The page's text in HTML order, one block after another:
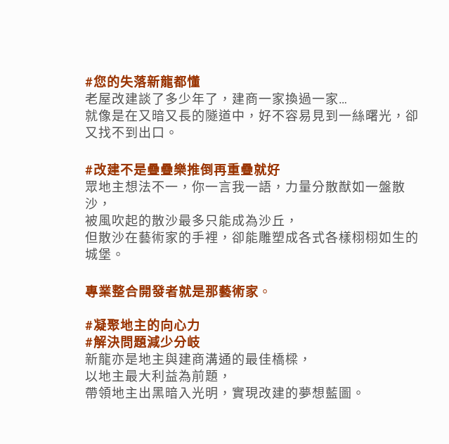
#您的失落新龍都懂
老屋改建談了多少年了，建商一家換過一家…
就像是在又暗又長的隧道中，好不容易見到一絲曙光，卻
又找不到出口。
#改建不是疊疊樂推倒再重疊就好
眾地主想法不一，你一言我一語，力量分散猷如一盤散
沙，
被風吹起的散沙最多只能成為沙丘，
但散沙在藝術家的手裡，卻能雕塑成各式各樣栩栩如生的
城堡。
專業整合開發者就是那藝術家 。
#凝聚地主的向心力
#解決問題減少分岐
新龍亦是地主與建商溝通的最佳橋樑，
以地主最大利益為前題，
帶領地主出黑暗入光明，實現改建的夢想藍圖。